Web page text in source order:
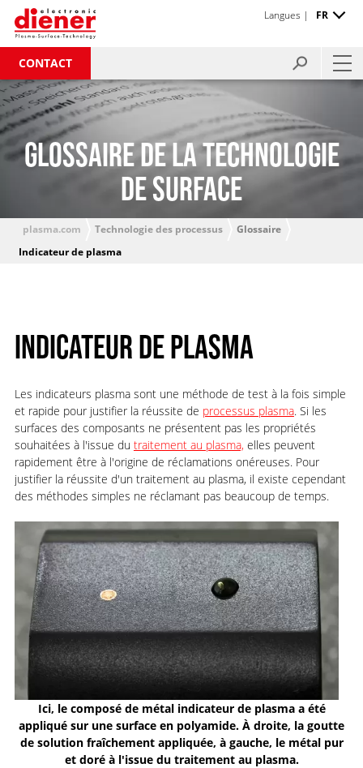
CONTACT
Langues | FR
GLOSSAIRE DE LA TECHNOLOGIE
DE SURFACE
plasma.com Technologie des processus
Glossaire
Indicateur de plasma
INDICATEUR DE PLASMA
Les indicateurs plasma sont une méthode de test à la fois simple
et rapide pour justifier la réussite de processus plasma. Si les
surfaces des composants ne présentent pas les propriétés
souhaitées à l'issue du traitement au plasma, elles peuvent
rapidement être à l'origine de réclamations onéreuses. Pour
justifier la réussite d'un traitement au plasma, il existe cependant
des méthodes simples ne réclamant pas beaucoup de temps.
Ici, le composé de métal indicateur de plasma a été
appliqué sur une surface en polyamide. À droite, la goutte
de solution fraîchement appliquée, à gauche, le métal pur
et doré à l'issue du traitement au plasma.